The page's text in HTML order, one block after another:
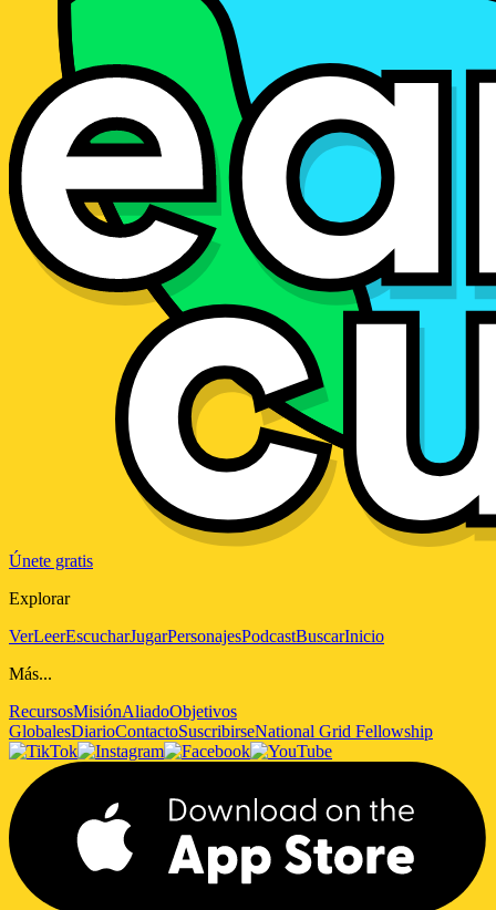
Únete gratis
Explorar
VerLeerEscucharJugarPersonajesPodcastBuscarInicio
Más...
RecursosMisiónAliadoObjetivos
GlobalesDiarioContactoSuscribirseNational Grid Fellowship